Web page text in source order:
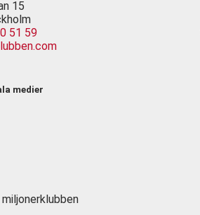
15
51 59
medier